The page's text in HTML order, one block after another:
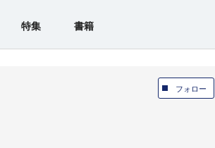
特集 書籍
フォロー